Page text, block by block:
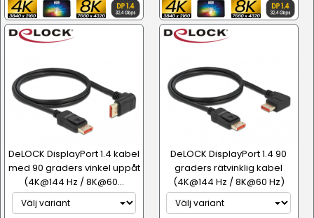
DeLOCK DisplayPort 1.4 kabel
med 90 graders vinkel uppåt
(4K@144 Hz / 8K@60...
DeLOCK DisplayPort 1.4 90
graders rätvinklig kabel
(4K@144 Hz / 8K@60 Hz)